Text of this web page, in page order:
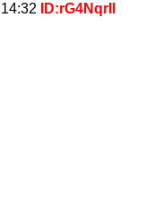
ID:rG4NqrII
￣￣
ぁ
こ
＿＿＿